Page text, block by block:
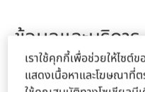
ข้อมูลและบริการ
เราใช้คุกกี้เพื่อช่วยให้ไซต์
แสดงเนื้อหาและโฆษณาที่